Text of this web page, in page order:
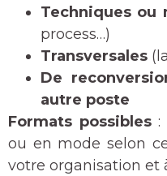
Techniques ou
process…)
Transversales
De
autre poste
Formats possibles:
ou en mode selon
votre organisation et